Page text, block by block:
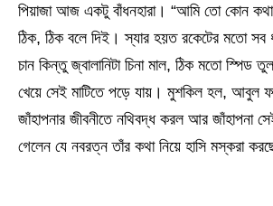
পিয়াজা আজ একটু বাঁধনহারা। “আমি তো কোন
ঠিক, ঠিক বলে দিই। স্যার হয়ত রকেটের মতো সব
চান কিন্তু জ্বালানিটা চিনা মাল, ঠিক মতো স্পিড
খেয়ে সেই মাটিতে পড়ে যায়। মুশকিল হল,
জাঁহাপনার জীবনীতে নথিবদ্ধ করল আর জাঁহাপনা
গেলেন যে নবরত্ন তাঁর কথা নিয়ে হাসি মস্করা